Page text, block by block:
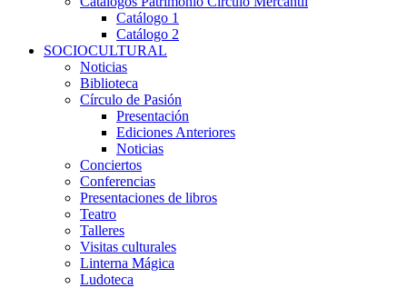
Catálogo 1
Catálogo 2
SOCIOCULTURAL
Noticias
Biblioteca
Círculo de Pasión
Presentación
Ediciones Anteriores
Noticias
Conciertos
Conferencias
Presentaciones de libros
Teatro
Talleres
Visitas culturales
Linterna Mágica
Ludoteca